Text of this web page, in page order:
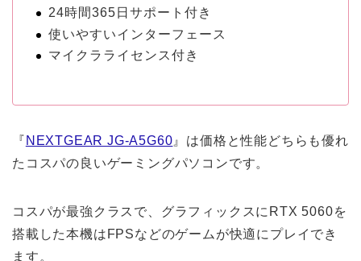
24時間365日サポート付き
使いやすいインターフェース
マイクラライセンス付き
『 NEXTGEAR JG-A5G60』は価格と性能どちらも優れ
たコスパの良いゲーミングパソコンです。
コスパが最強クラスで、グラフィックスにRTX 5060を
搭載した本機はFPSなどのゲームが快適にプレイでき
ます。